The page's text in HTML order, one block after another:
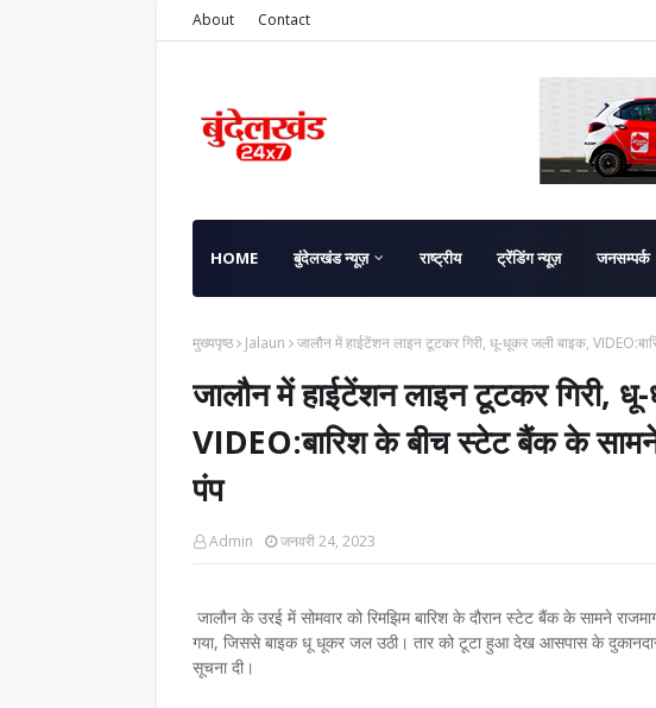
About Contact
HOME बुंदेलखंड न्यूज़ राष्ट्रीय ट्रेंडिंग न्यूज़ जनसम्पर्क
मुख्यपृष्ठ Jalaun जालौन में हाईटेंशन लाइन टूटकर गिरी, धू-धूकर जली बाइक,
जालौन में हाईटेंशन लाइन टूटकर गिरी,
VIDEO:बारिश के बीच स्टेट बैंक के सामने
पंप
Admin जनवरी 24, 2023
जालौन के उरई में सोमवार को रिमझिम बारिश के दौरान स्टेट बैंक के सामने
गया, जिससे बाइक धू धूकर जल उठी। तार को टूटा हुआ देख आसपास के
सूचना दी।